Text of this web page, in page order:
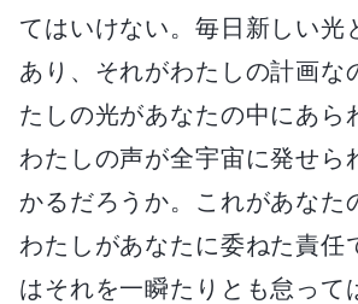
てはいけない。毎日新しい光
あり、それがわたしの計画な
たしの光があなたの中にあら
わたしの声が全宇宙に発せら
かるだろうか。これがあなた
わたしがあなたに委ねた責任
はそれを一瞬たりとも怠って